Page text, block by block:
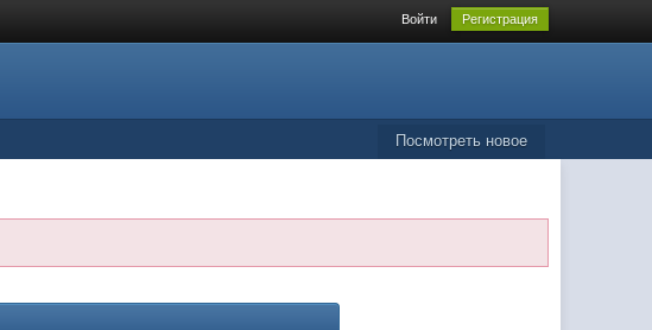
Войти Регистрация
Посмотреть новое